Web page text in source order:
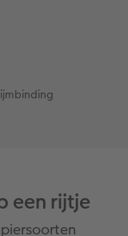
een rijtje